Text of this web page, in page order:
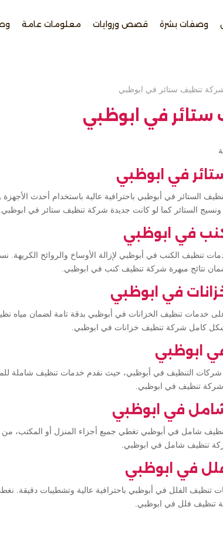
وصفات بشرة قصص وروايات معلومات عامة
تنظيف ستائر في ابوظبي
في ابوظبي
في ابوظبي
الستائر في أبوظبي باحترافية عالية باستخدام أحدث الأجهزة
ونسيج الستائر كما لو كانت جديدة شركة تنظيف ستائر في ابوظبي.
في ابوظبي
تنظيف الكنب في أبوظبي لإزالة الأوساخ والروائح الكريهة.
ضمان نتائج مبهرة شركة تنظيف كنب في ابوظبي.
في ابوظبي
تنظيف الخزانات في أبوظبي بدقة تامة لضمان مياه
بشكل كامل شركة تنظيف خزانات في ابوظبي.
ابوظبي
التنظيف في أبوظبي، حيث نقدم خدمات تنظيف شاملة
شركة تنظيف في ابوظبي.
في ابوظبي
شامل في أبوظبي تغطي جميع أجزاء المنزل أو المكتب، من
تنظيف شامل في ابوظبي.
في ابوظبي
الفلل في أبوظبي باحترافية عالية وتشطيبات دقيقة.
تنظيف فلل في ابوظبي.